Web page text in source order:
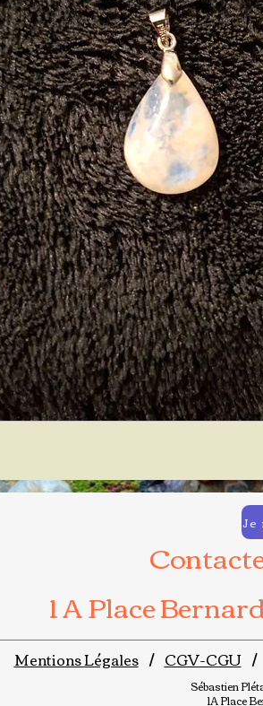
1 A Place
Mentions Légales/ CGV-CGU/
Sébastien
1A Place